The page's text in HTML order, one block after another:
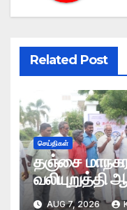
Related Post
செய்திகள்
தஞ்சை
வலியுறுத்தி
AUG 7, 2026